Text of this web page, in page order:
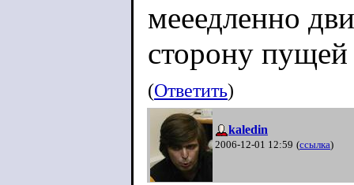
мееедленно
сторону
(Ответить)
kaledin
2006-12-01 12:59 (ссылка)